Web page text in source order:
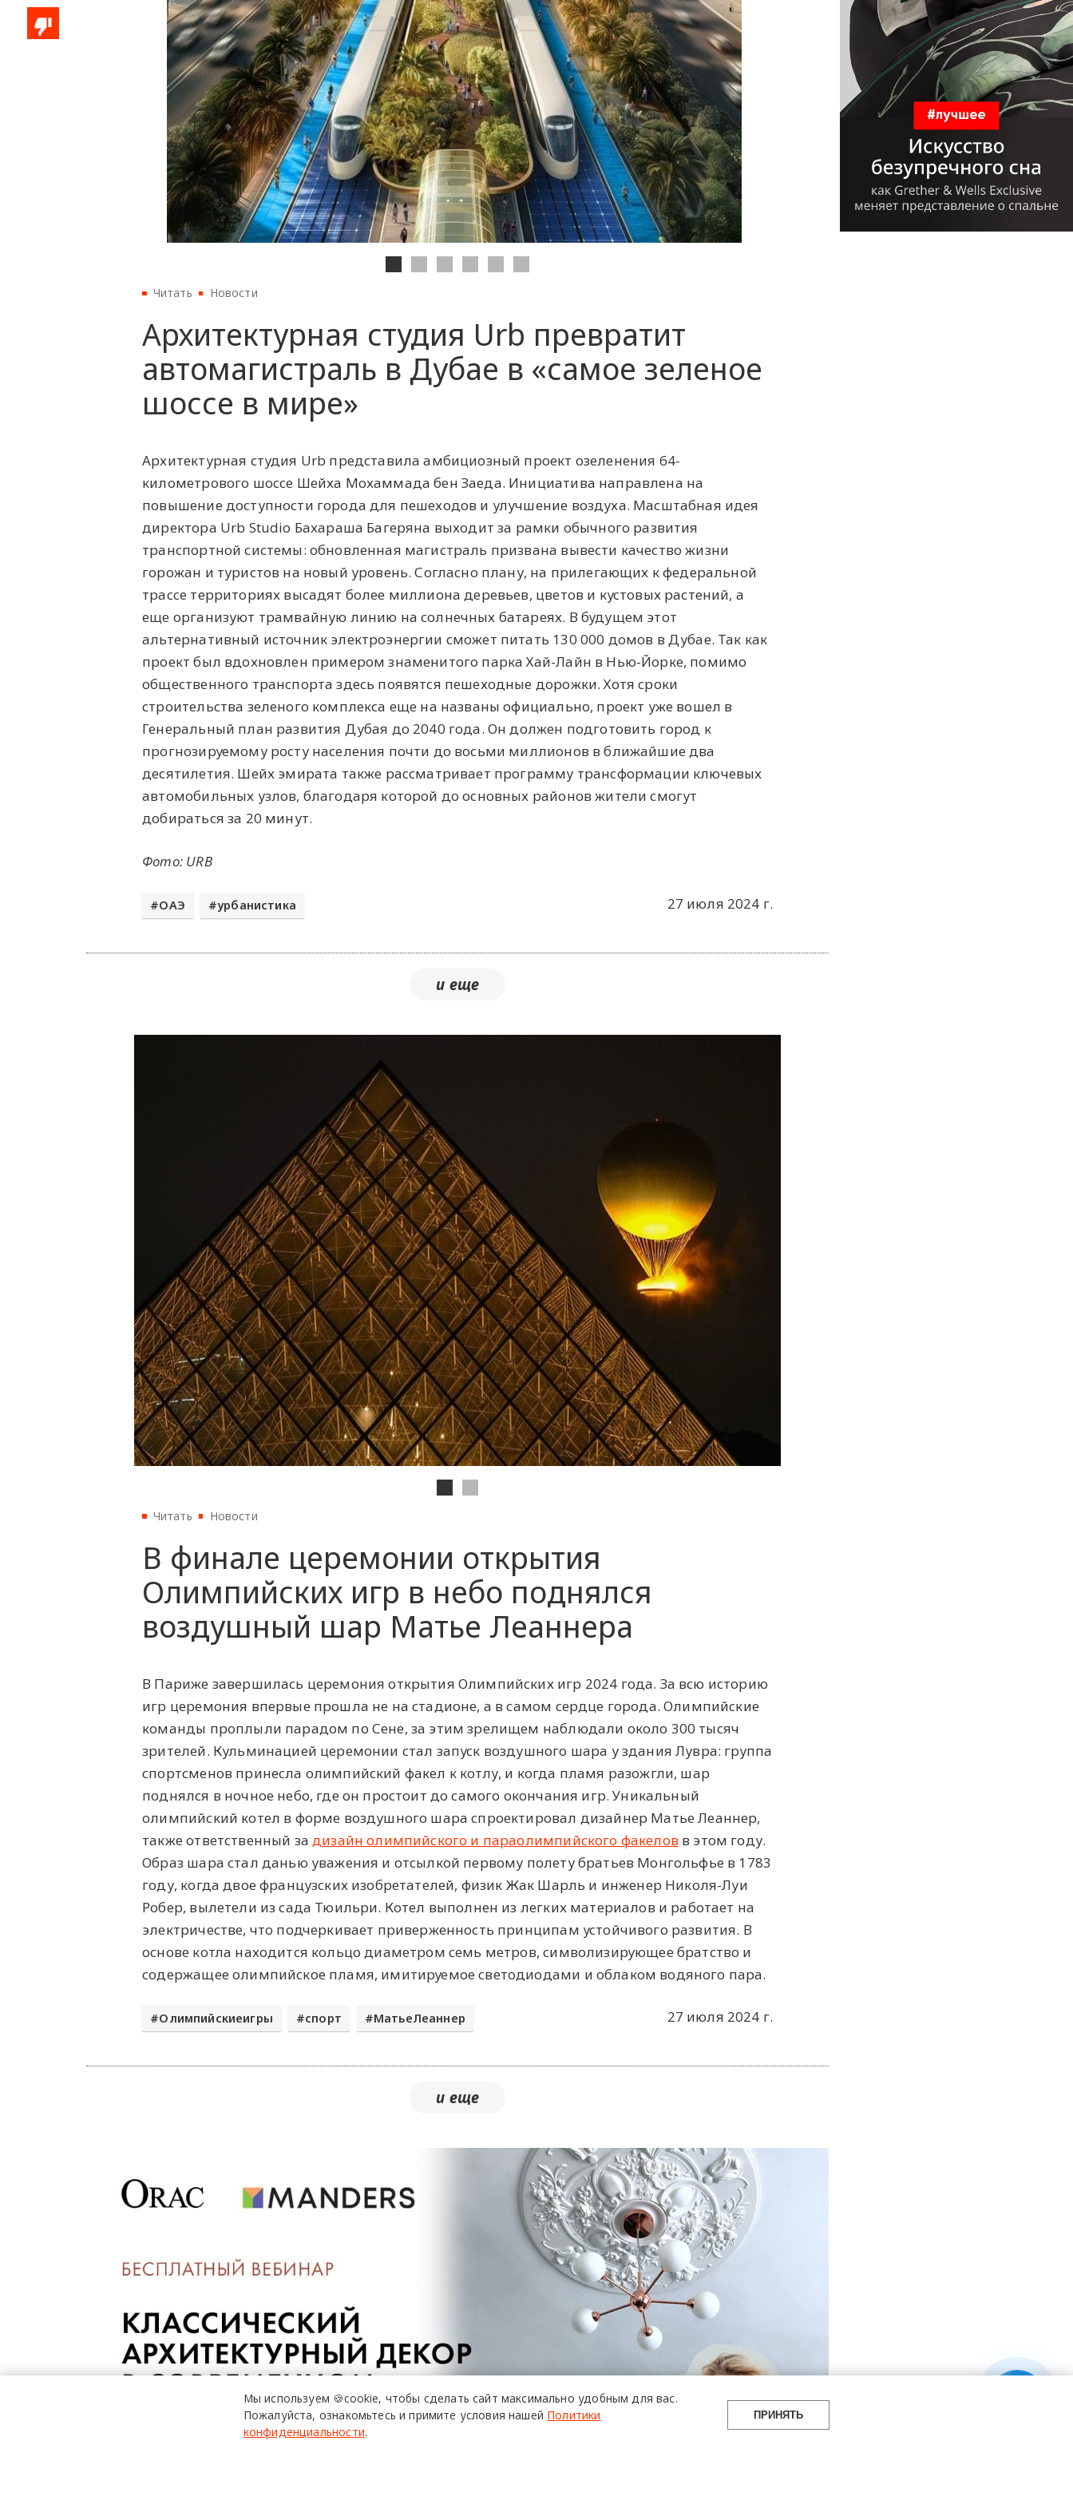
Читать Новости
Архитектурная студия Urb превратит
автомагистраль в Дубае в «самое зеленое
шоссе в мире»
Архитектурная студия Urb представила амбициозный проект озеленения 64-
километрового шоссе Шейха Мохаммада бен Заеда. Инициатива направлена на
повышение доступности города для пешеходов и улучшение воздуха. Масштабная идея
директора Urb Studio Бахараша Багеряна выходит за рамки обычного развития
транспортной системы: обновленная магистраль призвана вывести качество жизни
горожан и туристов на новый уровень. Согласно плану, на прилегающих к федеральной
трассе территориях высадят более миллиона деревьев, цветов и кустовых растений, а
еще организуют трамвайную линию на солнечных батареях. В будущем этот
альтернативный источник электроэнергии сможет питать 130 000 домов в Дубае. Так как
проект был вдохновлен примером знаменитого парка Хай-Лайн в Нью-Йорке, помимо
общественного транспорта здесь появятся пешеходные дорожки. Хотя сроки
строительства зеленого комплекса еще на названы официально, проект уже вошел в
Генеральный план развития Дубая до 2040 года. Он должен подготовить город к
прогнозируемому росту населения почти до восьми миллионов в ближайшие два
десятилетия. Шейх эмирата также рассматривает программу трансформации ключевых
автомобильных узлов, благодаря которой до основных районов жители смогут
добираться за 20 минут.
Фото: URB
27 июля 2024 г.
ОАЭ урбанистика
Читать Новости
В финале церемонии открытия
Олимпийских игр в небо поднялся
воздушный шар Матье Леаннера
В Париже завершилась церемония открытия Олимпийских игр 2024 года. За всю историю
игр церемония впервые прошла не на стадионе, а в самом сердце города. Олимпийские
команды проплыли парадом по Сене, за этим зрелищем наблюдали около 300 тысяч
зрителей. Кульминацией церемонии стал запуск воздушного шара у здания Лувра: группа
спортсменов принесла олимпийский факел к котлу, и когда пламя разожгли, шар
поднялся в ночное небо, где он простоит до самого окончания игр. Уникальный
олимпийский котел в форме воздушного шара спроектировал дизайнер Матье Леаннер,
также ответственный задизайн олимпийского и параолимпийского факеловв этом году.
Образ шара стал данью уважения и отсылкой первому полету братьев Монгольфье в 1783
году, когда двое французских изобретателей, физик Жак Шарль и инженер Николя-Луи
Робер, вылетели из сада Тюильри. Котел выполнен из легких материалов и работает на
электричестве, что подчеркивает приверженность принципам устойчивого развития. В
основе котла находится кольцо диаметром семь метров, символизирующее братство и
содержащее олимпийское пламя, имитируемое светодиодами и облаком водяного пара.
27 июля 2024 г.
Олимпийскиеигры спорт МатьеЛеаннер
Мы используем 🍪cookie, чтобы сделать сайт максимально удобным для вас.
Пожалуйста, ознакомьтесь и примите условия нашей Политики
конфиденциальности.
ПРИНЯТЬ